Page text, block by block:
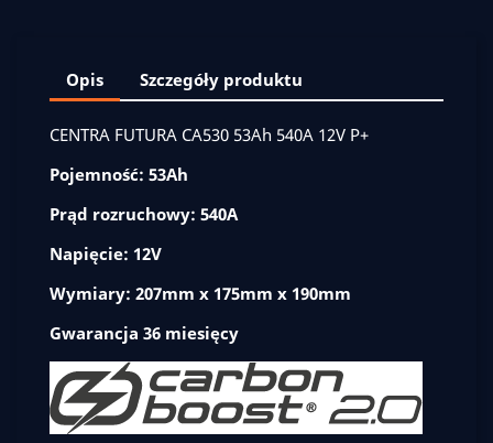
Opis Szczegóły produktu
CENTRA FUTURA CA530 53Ah 540A 12V P+
Pojemność: 53Ah
Prąd rozruchowy: 540A
Napięcie: 12V
Wymiary: 207mm x 175mm x 190mm
Gwarancja 36 miesięcy